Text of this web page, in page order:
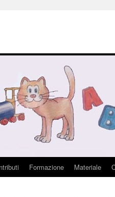
Formazione Materiale